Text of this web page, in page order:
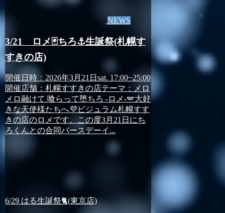
NEWS
3/21 ロメ🃏ちろ⚓生誕祭(札幌す
すきの店)
開催日時：2026年3月21日sat. 17:00~25:00
開催店舗：札幌すすきの店テーマ：メロ
メロ融けて 喰らって堕ちろ -ロメ-🪽大好
きな天使様たちへ💜ビジュラム札幌すす
きの店のロメです。この度3月21日にち
ろくんとの合同バースデーイ...
6/29 はる生誕祭🐈(東京店)